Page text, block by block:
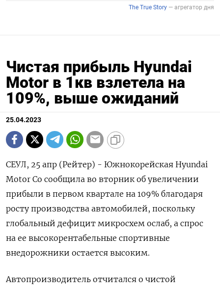
Чистая прибыль Hyundai
Motor в 1кв взлетела на
109%, выше ожиданий
25.04.2023
СЕУЛ, 25 апр (Рейтер) - Южнокорейская Hyundai
Motor Co сообщила во вторник об увеличении
прибыли в первом квартале на 109% благодаря
росту производства автомобилей, поскольку
глобальный дефицит микросхем ослаб, а спрос
на ее высокорентабельные спортивные
внедорожники остается высоким.
Автопроизводитель отчитался о чистой